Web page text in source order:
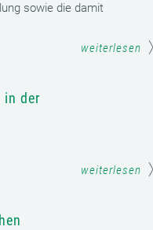
sowie die damit
weiterlesen
in der
weiterlesen